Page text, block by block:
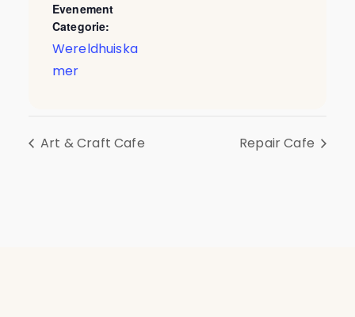
Evenement
Categorie:
Wereldhuiska
mer
Art & Craft Cafe Repair Cafe